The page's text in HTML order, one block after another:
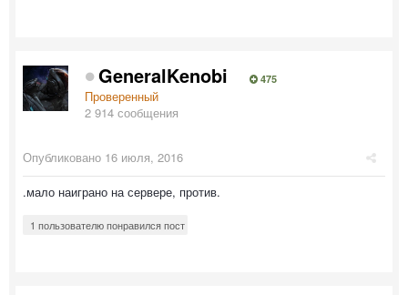
GeneralKenobi 475
Проверенный
2 914 сообщения
Опубликовано 16 июля, 2016
.мало наиграно на сервере, против.
1 пользователю понравился пост